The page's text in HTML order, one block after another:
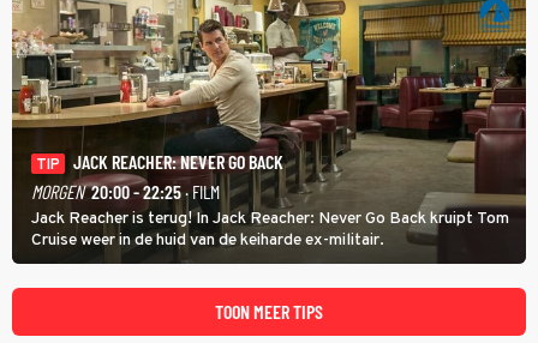
TIP
JACK REACHER: NEVER GO BACK
MORGEN 20:00 - 22:25· FILM
Jack Reacher is terug! In Jack Reacher: Never Go Back kruipt Tom
Cruise weer in de huid van de keiharde ex-militair.
TOON MEER TIPS